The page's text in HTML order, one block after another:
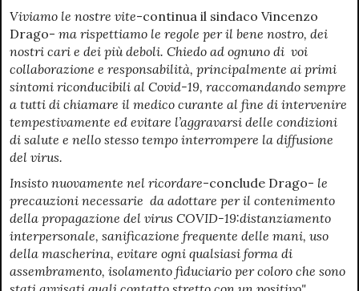
Viviamo le nostre vite-continua il sindaco Vincenzo
Drago- ma rispettiamo le regole per il bene nostro, dei
nostri cari e dei più deboli. Chiedo ad ognuno di voi
collaborazione e responsabilità, principalmente ai primi
sintomi riconducibili al Covid-19, raccomandando sempre
a tutti di chiamare il medico curante al fine di intervenire
tempestivamente ed evitare l’aggravarsi delle condizioni
di salute e nello stesso tempo interrompere la diffusione
del virus.
Insisto nuovamente nel ricordare-conclude Drago- le
precauzioni necessarie da adottare per il contenimento
della propagazione del virus COVID-19:distanziamento
interpersonale, sanificazione frequente delle mani, uso
della mascherina, evitare ogni qualsiasi forma di
assembramento, isolamento fiduciario per coloro che sono